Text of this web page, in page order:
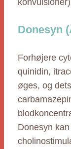
Donesyn
Forhøjere
quinidin,
øges, og
Donesyn